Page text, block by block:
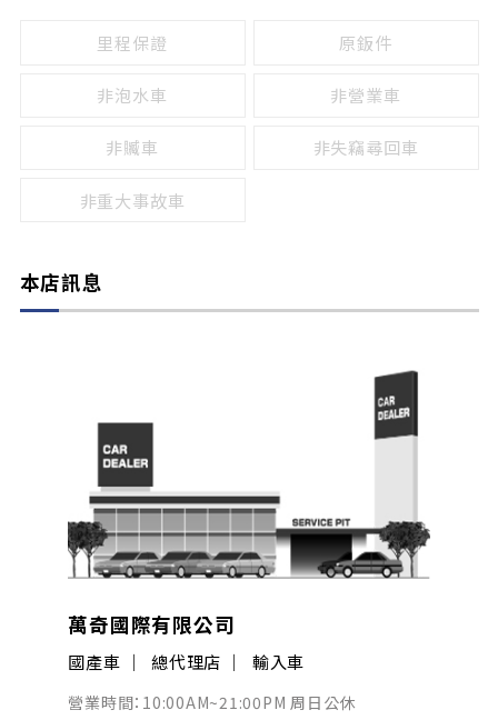
里程保證 原鈑件
非泡水車 非營業車
非贓車 非失竊尋回車
非重大事故車
本店訊息
萬奇國際有限公司
國產車 總代理店 輸入車
營業時間：10:00AM~21:00PM 周日公休